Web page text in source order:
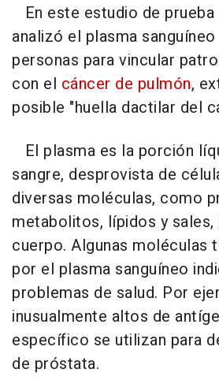
En este estudio de
analizó el plasma
personas para vincular
con el cáncer de pulmón,
posible "huella dactilar del
El plasma es la porción
sangre, desprovista de
diversas moléculas, como
metabolitos, lípidos y
cuerpo. Algunas moléculas
por el plasma sanguíneo
problemas de salud. Por
inusualmente altos de
específico se utilizan para
de próstata.